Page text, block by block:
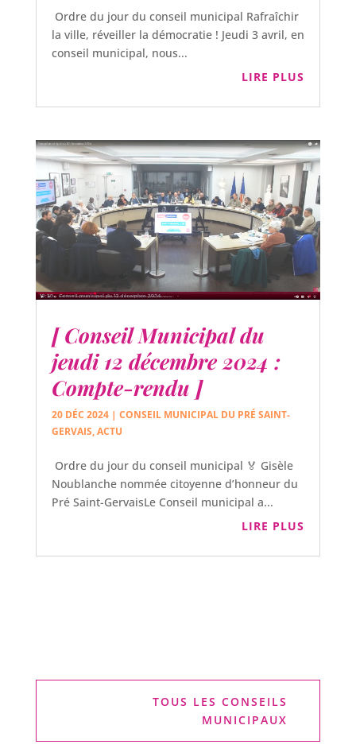
Ordre du jour du conseil municipal Rafraîchir
la ville, réveiller la démocratie ! Jeudi 3 avril, en
conseil municipal, nous...
LIRE PLUS
[ Conseil Municipal du
jeudi 12 décembre 2024 :
Compte-rendu ]
20 DÉC 2024| CONSEIL MUNICIPAL DU PRÉ SAINT-
GERVAIS,ACTU
Ordre du jour du conseil municipal 🏅 Gisèle
Noublanche nommée citoyenne d’honneur du
Pré Saint-GervaisLe Conseil municipal a...
LIRE PLUS
TOUS LES CONSEILS
MUNICIPAUX